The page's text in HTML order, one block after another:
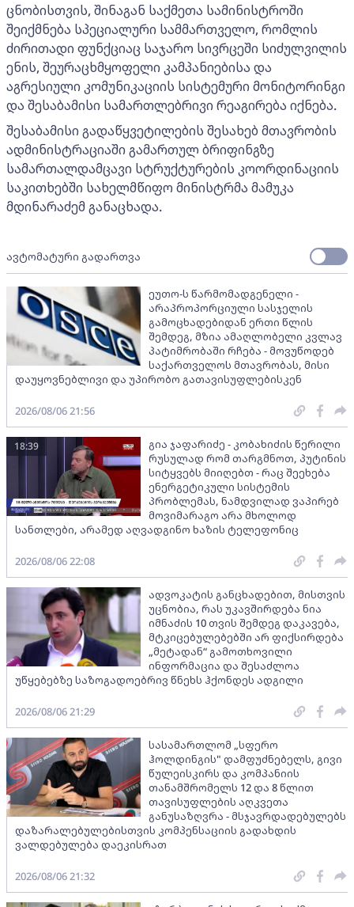
ცნობისთვის, შინაგან საქმეთა სამინისტროში
შეიქმნება სპეციალური სამმართველო, რომლის
ძირითადი ფუნქციაც საჯარო სივრცეში სიძულვილის
ენის, შეურაცხმყოფელი კამპანიებისა და
აგრესიული კომუნიკაციის სისტემური მონიტორინგი
და შესაბამისი სამართლებრივი რეაგირება იქნება.
შესაბამისი გადაწყვეტილების შესახებ მთავრობის
ადმინისტრაციაში გამართულ ბრიფინგზე
სამართალდამცავი სტრუქტურების კოორდინაციის
საკითხებში სახელმწიფო მინისტრმა მამუკა
მდინარაძემ განაცხადა.
ავტომატური გადართვა
ეუთო-ს წარმომადგენელი -
არაპროპორციული სასჯელის
გამოცხადებიდან ერთი წლის
შემდეგ, მზია ამაღლობელი კვლავ
პატიმრობაში რჩება - მოვუწოდებ
საქართველოს მთავრობას, მისი
დაუყოვნებლივი და უპირობო გათავისუფლებისკენ
2026/08/06 21:56
გია ჯაფარიძე - კობახიძის წერილი
რუსულად რომ თარგმნოთ, პუტინის
სიტყვებს მიიღებთ - რაც შეეხება
ენერგეტიკული სისტემის
პრობლემას, ნამდვილად ვაპირებ
მოვიმარაგო არა მხოლოდ
სანთლები, არამედ აღვადგინო ხაზის ტელეფონიც
18:39
2026/08/06 22:08
ადვოკატის განცხადებით, მისთვის
უცნობია, რას უკავშირდება ნია
იმნაძის 10 თვის შემდეგ დაკავება,
მტკიცებულებებში არ ფიქსირდება
„მეტადან“ გამოთხოვილი
ინფორმაცია და შესაძლოა
უწყებებზე საზოგადოებრივ წნეხს ჰქონდეს ადგილი
2026/08/06 21:29
სასამართლომ „სფერო
ჰოლდინგის" დამფუძნებელს, გივი
წულეისკირს და კომპანიის
თანამშრომელს 12 და 8 წლით
თავისუფლების აღკვეთა
განუსაზღვრა - მსჯავრდადებულებს
დაზარალებულებისთვის კომპენსაციის გადახდის
ვალდებულება დაეკისრათ
2026/08/06 21:32